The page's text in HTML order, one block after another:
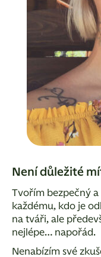
Není důležité
Tvořím bezpečný
každému, kdo je
na tváři, ale
nejlépe… napořád.
Nenabízím své